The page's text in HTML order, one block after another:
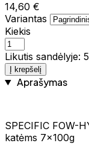
14,60 €
Variantas
Kiekis
Likutis sandėlyje: 5
Į krepšelį
Aprašymas
SPECIFIC FOW-
katėms 7x100g